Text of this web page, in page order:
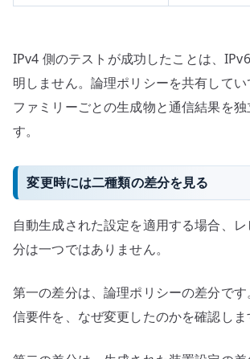
IPv4 側のテストが成功したことは、
明しません。論理ポリシーを共有して
ファミリーごとの生成物と通信結果を独
す。
変更時には二種類の差分を見る
自動生成された設定を適用する場合、
分は一つではありません。
第一の差分は、論理ポリシーの差分で
信要件を、なぜ変更したのかを確認しま